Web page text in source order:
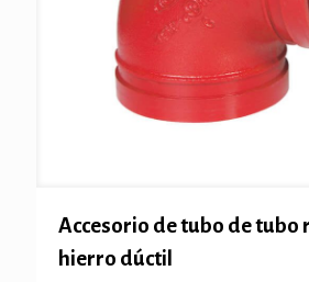
Accesorio de tubo de tubo
hierro dúctil